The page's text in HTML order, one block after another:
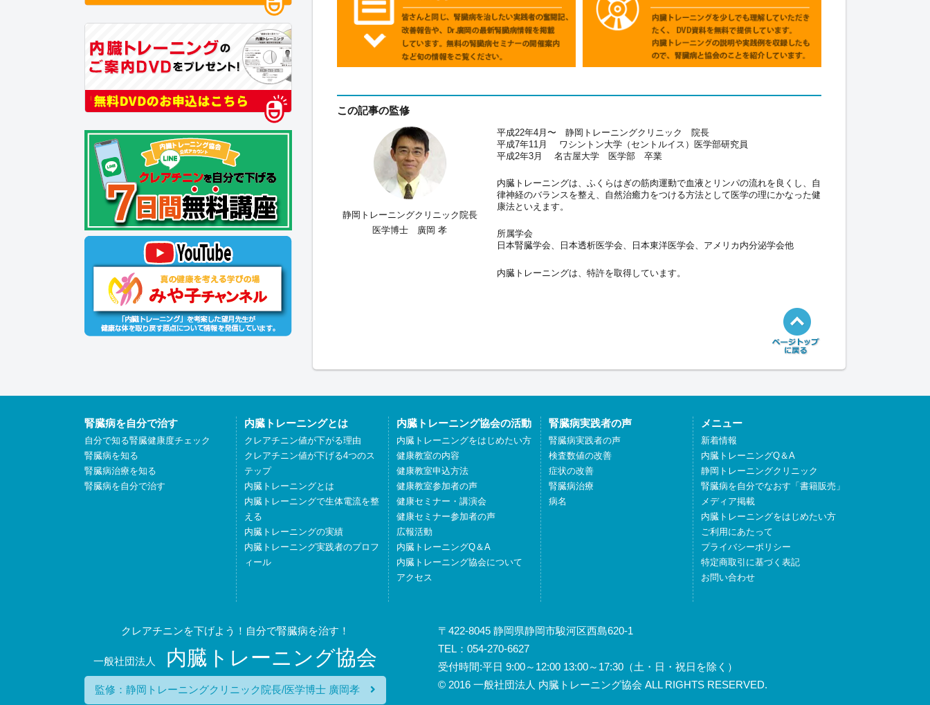
この記事の監修
静岡トレーニングクリニック院長
医学博士 廣岡 孝
平成22年4月〜 静岡トレーニングクリニック 院長
平成7年11月 ワシントン大学（セントルイス）医学部研究員
平成2年3月 名古屋大学 医学部 卒業
内臓トレーニングは、ふくらはぎの筋肉運動で血液とリンパの流れを良くし、自
律神経のバランスを整え、自然治癒力をつける方法として医学の理にかなった健
康法といえます。
所属学会
日本腎臓学会、日本透析医学会、日本東洋医学会、アメリカ内分泌学会他
内臓トレーニングは、特許を取得しています。
腎臓病を自分で治す
自分で知る腎臓健康度チェック
腎臓病を知る
腎臓病治療を知る
腎臓病を自分で治す
内臓トレーニングとは
クレアチニン値が下がる理由
クレアチニン値が下げる4つのス
テップ
内臓トレーニングとは
内臓トレーニングで生体電流を整
える
内臓トレーニングの実績
内臓トレーニング実践者のプロフ
ィール
内臓トレーニング協会の活動
内臓トレーニングをはじめたい方
健康教室の内容
健康教室申込方法
健康教室参加者の声
健康セミナー・講演会
健康セミナー参加者の声
広報活動
内臓トレーニングQ＆A
内臓トレーニング協会について
アクセス
腎臓病実践者の声
腎臓病実践者の声
検査数値の改善
症状の改善
腎臓病治療
病名
メニュー
新着情報
内臓トレーニングQ＆A
静岡トレーニングクリニック
腎臓病を自分でなおす「書籍販売」
メディア掲載
内臓トレーニングをはじめたい方
ご利用にあたって
プライバシーポリシー
特定商取引に基づく表記
お問い合わせ
クレアチニンを下げよう！自分で腎臓病を治す！
一般社団法人 内臓トレーニング協会
監修：静岡トレーニングクリニック院長/医学博士 廣岡孝
〒422-8045 静岡県静岡市駿河区西島620-1
TEL：054-270-6627
受付時間:平日 9:00～12:00 13:00～17:30（土・日・祝日を除く）
© 2016 一般社団法人 内臓トレーニング協会 ALL RIGHTS RESERVED.